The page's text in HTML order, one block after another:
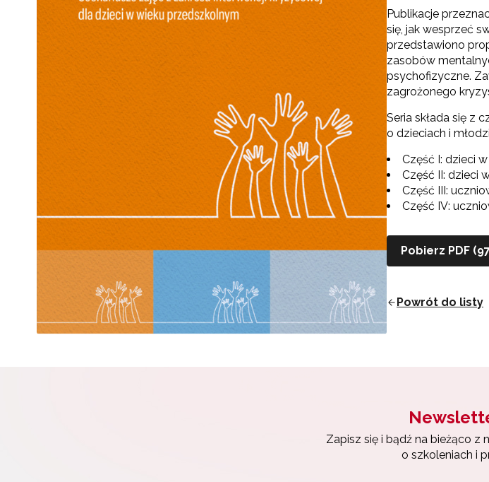
Publikacje
się, jak wesprzeć
przedstawiono
zasobów
psychofizyczne.
zagrożonego
Seria składa się z
o dzieciach i
Część I: dzieci
Część II: dzieci
Część III:
Część IV:
Pobierz PDF
Powrót do listy
Zapisz się i bądź na bieżąco z
o szkoleniach i
Newsletter ORE
Wyrażam zgodę na przetwarzanie moich